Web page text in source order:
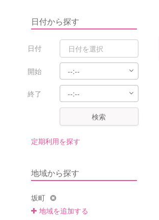
日付から探す
日付
開始
終了
検索
定期利用を探す
地域から探す
坂町
地域を追加する